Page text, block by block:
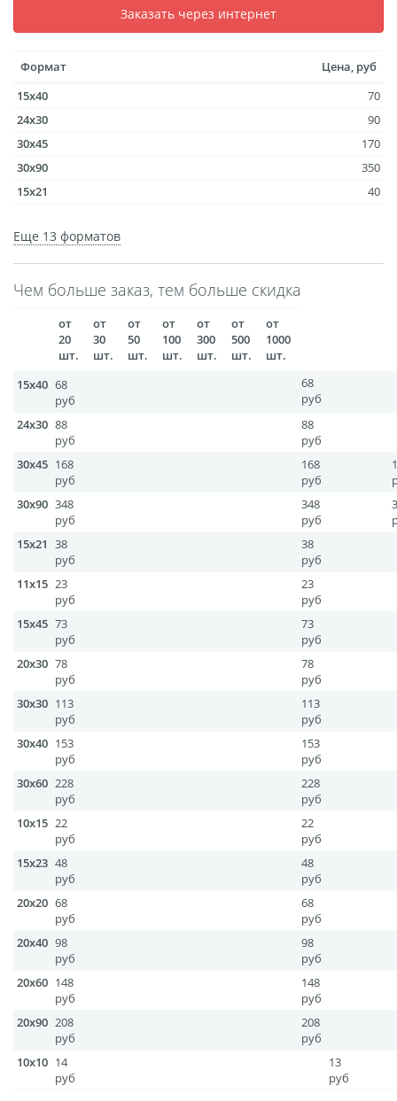
Картины на холсте
Печать чертежей
Холст настольный с
мольбертом
Roll up
Фото на холсте с карт.
Пресс-воллы
Печать наклеек
Печать на ПВХ пластике
Фотопазл
Печать на CD/DVD
Металлическая
Фото на медали
Коврик для мыши
Фото на часах
Фото на подушке
Фото на галстуке
Фото на фартуке
Фото на сумке
Фотомагниты
Фото на тарелке
Фото на кружках
Фото на футболках
Фото на бейсболке
Фото на чехле телефона
Фото на значке
Фотосъемка в студии
Бессмертный полк
Ритуальная керамика
Полотенце с именем
Обложка для
документов
Брелок Госномер
Кухонные
Заказать через интернет
Формат
Цена, руб
15x40
70
24x30
90
30x45
170
30x90
350
15x21
40
15x45
20x30
80
30x30
15x21
20x20
20x90
Еще 13 форматов
Чем больше заказ, тем больше скидка
от
20
шт.
от
30
шт.
от
50
шт.
от
100
шт.
от
300
шт.
от
500
шт.
от
1000
шт.
15x40 68
руб
68
руб
24x30 88
руб
88
руб
30x45 168
руб
168
руб
30x90 348
руб
348
руб
15x21 38
руб
38
руб
11x15 23
руб
23
руб
15x45 73
руб
73
руб
20x30 78
руб
78
руб
30x30 113
руб
113
руб
30x40 153
руб
153
руб
30x60 228
руб
228
руб
10x15 22
руб
22
руб
15x23 48
руб
48
руб
20x20 68
руб
68
руб
20x40 98
руб
98
руб
20x60 148
руб
148
руб
20x90 208
руб
208
руб
10х10 14
руб
13
руб